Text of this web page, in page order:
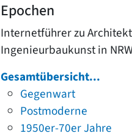
Epochen
Internetführer zu
Ingenieurbaukunst in
Gesamtübersicht...
Gegenwart
Postmoderne
1950er-70er Jahre